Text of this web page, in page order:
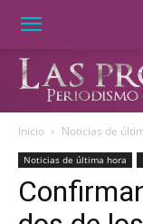
Inicio Noticias de
Noticias de última hora